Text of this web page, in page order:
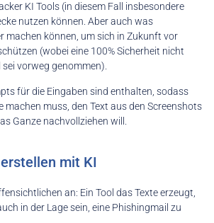
KI Tools (in diesem Fall insbesondere
nutzen können. Aber auch was
machen können, um sich in Zukunft vor
(wobei eine 100% Sicherheit nicht
vorweg genommen).
für die Eingaben sind enthalten, sodass
machen muss, den Text aus den Screenshots
Ganze nachvollziehen will.
mit KI
an: Ein Tool das Texte erzeugt,
in der Lage sein, eine Phishingmail zu